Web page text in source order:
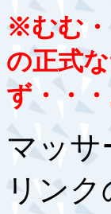
※むむ・
の正式
ず・・・
マッ
リンク